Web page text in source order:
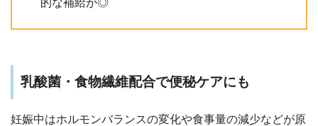
的な補給が◎
乳酸菌・食物繊維配合で便秘ケアにも
妊娠中はホルモンバランスの変化や食事量の減少などが原